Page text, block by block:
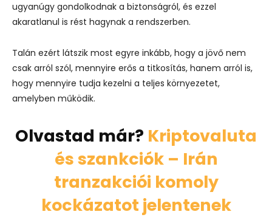
ugyanúgy gondolkodnak a biztonságról, és ezzel
akaratlanul is rést hagynak a rendszerben.
Talán ezért látszik most egyre inkább, hogy a jövő nem
csak arról szól, mennyire erős a titkosítás, hanem arról is,
hogy mennyire tudja kezelni a teljes környezetet,
amelyben működik.
Olvastad már? Kriptovaluta
és szankciók – Irán
tranzakciói komoly
kockázatot jelentenek